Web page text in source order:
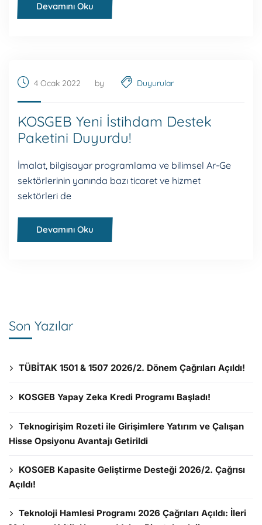
Devamını Oku
4 Ocak 2022 by Duyurular
KOSGEB Yeni İstihdam Destek
Paketini Duyurdu!
İmalat, bilgisayar programlama ve bilimsel Ar-Ge
sektörlerinin yanında bazı ticaret ve hizmet
sektörleri de
Devamını Oku
Son Yazılar
TÜBİTAK 1501 & 1507 2026/2. Dönem Çağrıları Açıldı!
KOSGEB Yapay Zeka Kredi Programı Başladı!
Teknogirişim Rozeti ile Girişimlere Yatırım ve Çalışan
Hisse Opsiyonu Avantajı Getirildi
KOSGEB Kapasite Geliştirme Desteği 2026/2. Çağrısı
Açıldı!
Teknoloji Hamlesi Programı 2026 Çağrıları Açıldı: İleri